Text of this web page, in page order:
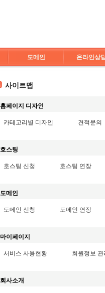
도메인 온라인상
사이트맵
홈페이지 디자인
카테고리별 디자인 견적문의
호스팅
호스팅 신청 호스팅 연장
도메인
도메인 신청 도메인 연장
마이페이지
서비스 사용현황 회원정보 관
회사소개